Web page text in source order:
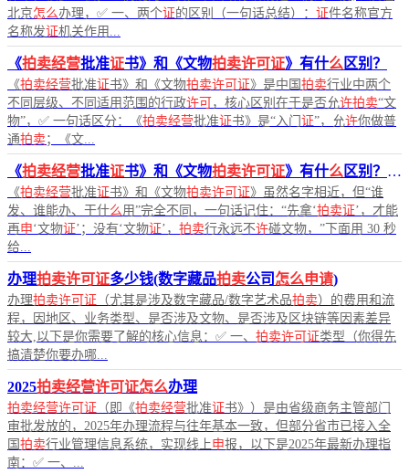
北京怎么办理，✅ 一、两个证的区别（一句话总结）： 证件名称官方
名称发证机关作用...
《拍卖经营批准证书》和《文物拍卖许可证》有什么 区别？
《拍卖经营批准证书》和《文物拍卖许可证》是中国 拍卖行业中两个
不同层级、不同适用范围的行政许可 ，核心区别在于是否允许拍卖“文
物”，✅ 一句话区分：《拍卖经营批准证书》是“入门 证”，允许你做普
通拍卖；《文...
《拍卖经营批准证书》和《文物拍卖许可证》有什么 区别？教您快速分辨两
《拍卖经营批准证书》和《文物拍卖许可证》虽然名字相近，但“谁
发、谁能办、干什么 用”完全不同，一句话记住：“先拿‘拍卖证’，才能
再申‘文物证’；没有‘文物证’， 拍卖行永远不许碰文物，”下面用 30 秒
给...
办理拍卖许可证多少钱(数字藏品拍卖公司 怎么申请)
办理拍卖许可证 （尤其是涉及数字藏品/数字艺术品拍卖）的费用和流
程，因地区、业务类型、是否涉及文物、是否涉及区块链等因素差异
较大,以下是你需要了解的核心信息：✅ 一、 拍卖许可证类型（你得先
搞清楚你要办哪...
2025拍卖经营许可证怎么办理
拍卖经营许可证 （即《拍卖经营批准证书》）是由省级商务主管部门
审批发放的，2025年办理流程与往年基本一致，但部分省市已接入全
国 拍卖行业管理信息系统，实现线上 申报，以下是2025年最新办理指
南：✅ 一、...